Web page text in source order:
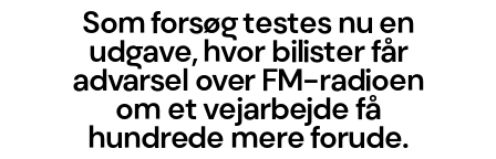
Som forsøg testes nu en
udgave, hvor bilister får
advarsel over FM-radioen
om et vejarbejde få
hundrede mere forude.